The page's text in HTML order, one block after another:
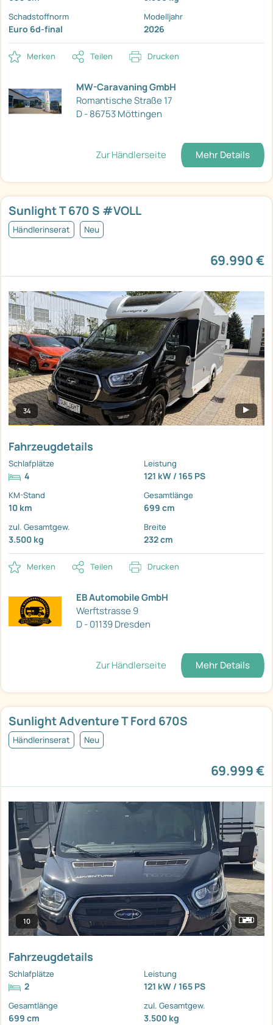
Schadstoffnorm
Euro 6d-final
Modelljahr
2026
Merken Teilen Drucken
MW-Caravaning GmbH
Romantische Straße 17
D - 86753 Möttingen
Zur Händlerseite Mehr Details
Sunlight T 670 S #VOLL
Händlerinserat Neu
69.990 €
34
Fahrzeugdetails
Schlafplätze
4
Leistung
121 kW / 165 PS
KM-Stand
10 km
Gesamtlänge
699 cm
zul. Gesamtgew.
3.500 kg
Breite
232 cm
Merken Teilen Drucken
EB Automobile GmbH
Werftstrasse 9
D - 01139 Dresden
Zur Händlerseite Mehr Details
Sunlight Adventure T Ford 670S
Händlerinserat Neu
69.999 €
10
Fahrzeugdetails
Schlafplätze
2
Leistung
121 kW / 165 PS
Gesamtlänge
699 cm
zul. Gesamtgew.
3.500 kg